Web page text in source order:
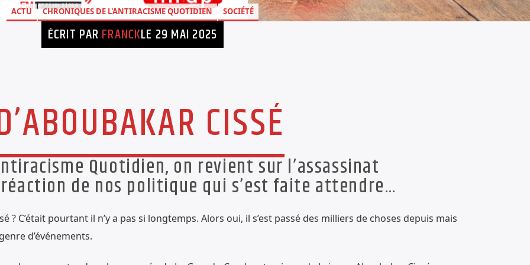
ACTU CHRONIQUES DE L'ANTIRACISME QUOTIDIEN SOCIÉTÉ
ÉCRIT PAR FRANCKLE 29 MAI 2025
CISSÉ
Quotidien, on revient sur l’assassinat
réaction de nos politique qui s’est faite attendre…
? C’était pourtant il n’y a pas si longtemps. Alors oui, il s’est passé des milliers de choses depuis mais
d’événements.